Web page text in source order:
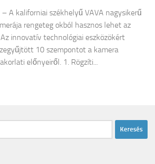
A kaliforniai székhelyű VAVA nagysikerű
rengeteg okból hasznos lehet az
innovatív technológiai eszközökért
10 szempontot a kamera
előnyeiről. 1. Rögzíti...